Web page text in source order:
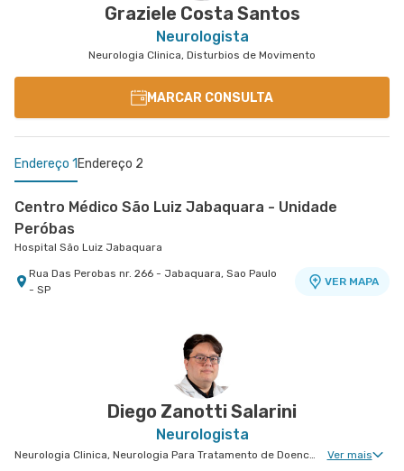
Graziele Costa Santos
Neurologista
Neurologia Clinica, Disturbios de Movimento
MARCAR CONSULTA
Endereço 1 Endereço 2
Centro Médico São Luiz Jabaquara - Unidade
Peróbas
Hospital São Luiz Jabaquara
Rua Das Perobas nr. 266 - Jabaquara, Sao Paulo
- SP
VER MAPA
Avenida Joao Barreto de Menezes nr. 677 - Vila
Santa Catarina, Sao Paulo - SP
Diego Zanotti Salarini
Neurologista
Neurologia Clinica, Neurologia Para Tratamento de Doencas Desmielinizantes, Neurologia Para Esclerose Múltipla, Cirurgia de Parkinson, Disturbios de Movimento, Tratamento Com Toxina Botulínica Ver mais